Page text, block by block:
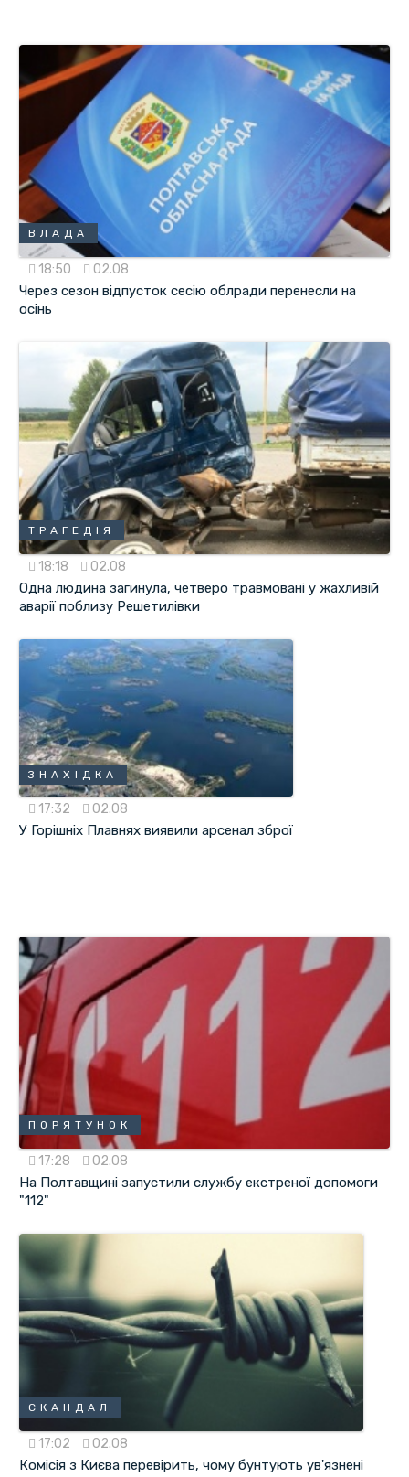
ВЛАДА
18:50 02.08
Через сезон відпусток сесію облради перенесли на
осінь
ТРАГЕДІЯ
18:18 02.08
Одна людина загинула, четверо травмовані у жахливій
аварії поблизу Решетилівки
ЗНАХІДКА
17:32 02.08
У Горішніх Плавнях виявили арсенал зброї
ПОРЯТУНОК
17:28 02.08
На Полтавщині запустили службу екстреної допомоги
"112"
СКАНДАЛ
17:02 02.08
Комісія з Києва перевірить, чому бунтують ув'язнені